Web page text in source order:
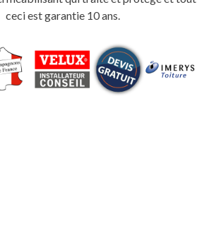
ceci est garantie 10 ans.